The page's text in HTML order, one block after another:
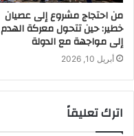
من احتجاج مشروع إلى عصيان
خطير: حين تتحول معركة الهدم
إلى مواجهة مع الدولة
أبريل 10, 2026
اترك تعليقاً